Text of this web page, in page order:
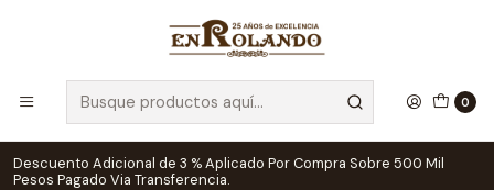
0
Descuento Adicional de 3 % Aplicado Por Compra Sobre 500 Mil
Pesos Pagado Via Transferencia.